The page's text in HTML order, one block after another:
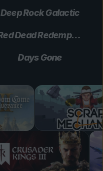
Deep Rock Galactic
Red Dead Redemption 2
Days Gone